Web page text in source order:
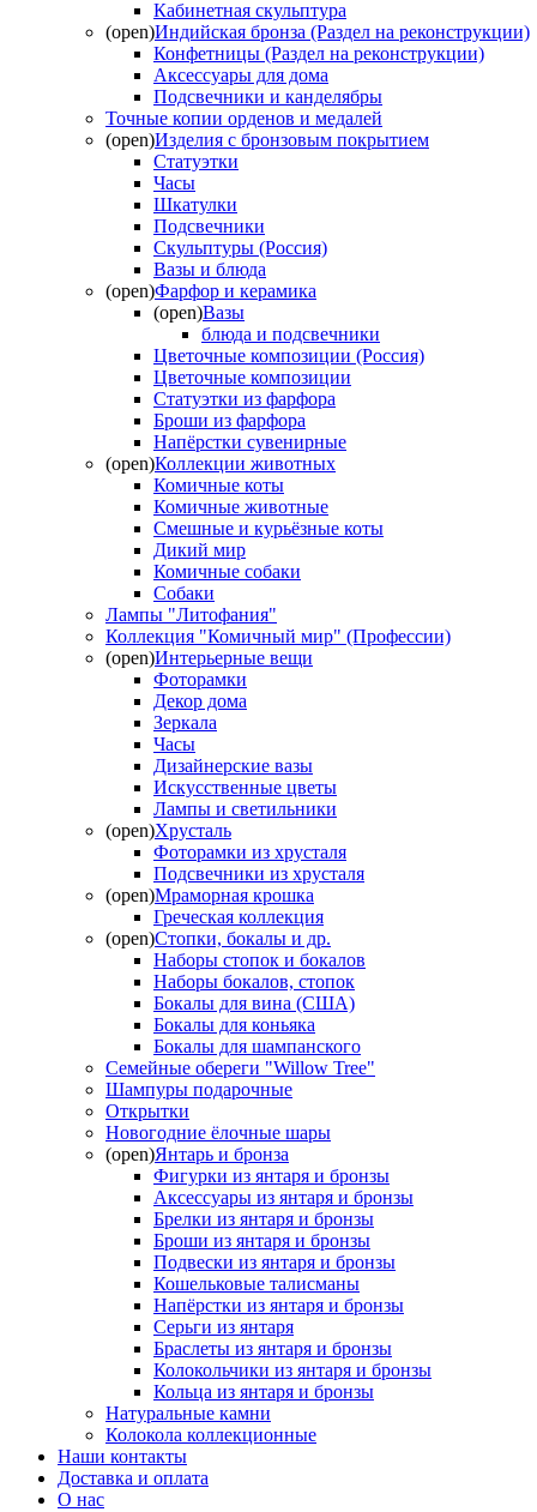
Кабинетная скульптура
(open)Индийская бронза (Раздел на реконструкции)
Конфетницы (Раздел на реконструкции)
Аксессуары для дома
Подсвечники и канделябры
Точные копии орденов и медалей
(open)Изделия с бронзовым покрытием
Статуэтки
Часы
Шкатулки
Подсвечники
Скульптуры (Россия)
Вазы и блюда
(open)Фарфор и керамика
(open)Вазы
блюда и подсвечники
Цветочные композиции (Россия)
Цветочные композиции
Статуэтки из фарфора
Броши из фарфора
Напёрстки сувенирные
(open)Коллекции животных
Комичные коты
Комичные животные
Смешные и курьёзные коты
Дикий мир
Комичные собаки
Собаки
Лампы "Литофания"
Коллекция "Комичный мир" (Профессии)
(open)Интерьерные вещи
Фоторамки
Декор дома
Зеркала
Часы
Дизайнерские вазы
Искусственные цветы
Лампы и светильники
(open)Хрусталь
Фоторамки из хрусталя
Подсвечники из хрусталя
(open)Мраморная крошка
Греческая коллекция
(open)Стопки, бокалы и др.
Наборы стопок и бокалов
Наборы бокалов, стопок
Бокалы для вина (США)
Бокалы для коньяка
Бокалы для шампанского
Семейные обереги "Willow Tree"
Шампуры подарочные
Открытки
Новогодние ёлочные шары
(open)Янтарь и бронза
Фигурки из янтаря и бронзы
Аксессуары из янтаря и бронзы
Брелки из янтаря и бронзы
Броши из янтаря и бронзы
Подвески из янтаря и бронзы
Кошельковые талисманы
Напёрстки из янтаря и бронзы
Серьги из янтаря
Браслеты из янтаря и бронзы
Колокольчики из янтаря и бронзы
Кольца из янтаря и бронзы
Натуральные камни
Колокола коллекционные
Наши контакты
Доставка и оплата
О нас